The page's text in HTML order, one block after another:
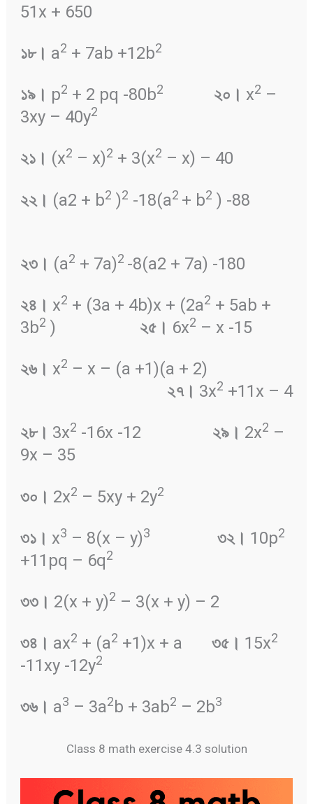
51x + 650
১৮। a2 + 7ab +12b2
১৯। p2 + 2 pq -80b2 ২০ । x2 –
3xy – 40y2
২১। (x2 – x)2 + 3(x2 – x) – 40
২২। (a2 + b2 )2 -18(a2 + b2 ) -88
২৩। (a2 + 7a)2 -8(a2 + 7a) -180
২৪ । x2 + (3a + 4b)x + (2a2 + 5ab +
3b2 ) ২৫। 6x2 – x -15
২৬। x2 – x – (a +1)(a + 2)
২৭। 3x2 +11x – 4
২৮। 3x2 -16x -12 ২৯। 2x2 –
9x – 35
৩০ । 2x2 – 5xy + 2y2
৩১। x3 – 8(x – y)3 ৩২। 10p2
+11pq – 6q2
৩৩। 2(x + y)2 – 3(x + y) – 2
৩৪ । ax2 + (a2 +1)x + a ৩৫। 15x2
-11xy -12y2
৩৬। a3 – 3a2 b + 3ab2 – 2b3
Class 8 math exercise 4.3 solution